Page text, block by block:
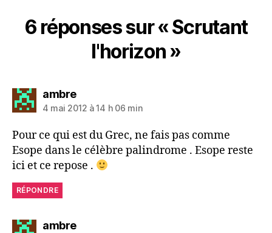
6 réponses sur « Scrutant
l'horizon »
ambredit :
4 mai 2012 à 14 h 06 min
Pour ce qui est du Grec, ne fais pas comme
Esope dans le célèbre palindrome . Esope reste
ici et ce repose .
RÉPONDRE
ambredit :